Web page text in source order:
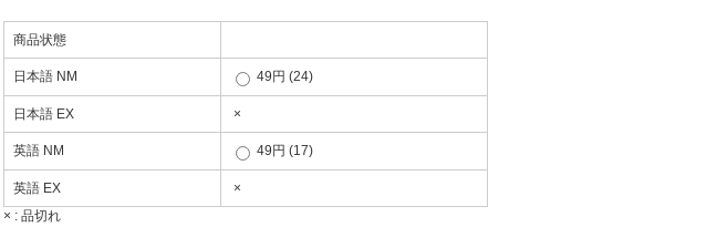
商品状態
日本語 NM 49円 (24)
日本語 EX ×
英語 NM 49円 (17)
英語 EX
×
× : 品切れ